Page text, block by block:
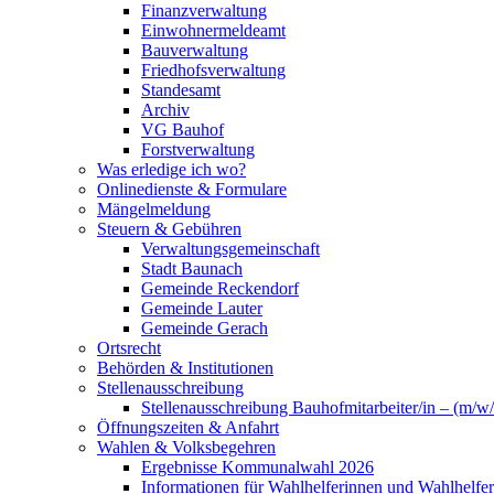
Finanzverwaltung
Einwohnermeldeamt
Bauverwaltung
Friedhofsverwaltung
Standesamt
Archiv
VG Bauhof
Forstverwaltung
Was erledige ich wo?
Onlinedienste & Formulare
Mängelmeldung
Steuern & Gebühren
Verwaltungsgemeinschaft
Stadt Baunach
Gemeinde Reckendorf
Gemeinde Lauter
Gemeinde Gerach
Ortsrecht
Behörden & Institutionen
Stellenausschreibung
Stellenausschreibung Bauhofmitarbeiter/in – (m/
Öffnungszeiten & Anfahrt
Wahlen & Volksbegehren
Ergebnisse Kommunalwahl 2026
Informationen für Wahlhelferinnen und Wahlhelfer